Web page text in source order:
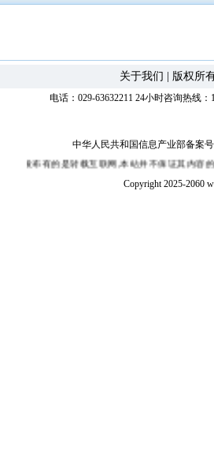
关于我们 版权所
电话：029-63632211 24小时咨询热线
中华人民共和国信息产业部备案
转载互联网,本站并不保证其内容的真实性,如
Copyright 2025-2060